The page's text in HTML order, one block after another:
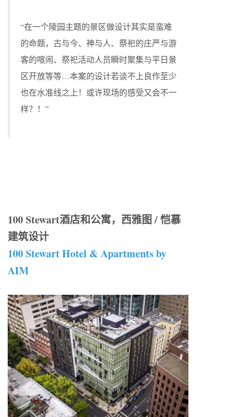
“在一个陵园主题的景区做设计其实是蛮难
的命题，古与今、神与人、祭祀的庄严与游
客的喧闹、祭祀活动人员瞬时聚集与平日景
区开放等等…本案的设计若谈不上良作至少
也在水准线之上！或许现场的感受又会不一
样？！”
100 Stewart酒店和公寓，西雅图 / 恺慕
建筑设计
100 Stewart Hotel & Apartments by
AIM